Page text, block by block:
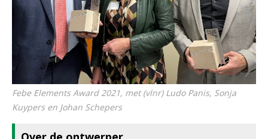
Febe Elements Award 2021, met (vlnr) Ludo Panis, Sonja
Kuypers en Johan Schepers